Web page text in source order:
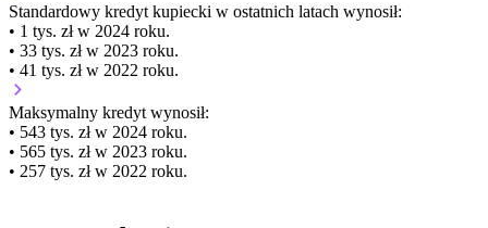
Standardowy kredyt kupiecki w ostatnich latach wynosił:
• 1 tys. zł w 2024 roku.
• 33 tys. zł w 2023 roku.
• 41 tys. zł w 2022 roku.
Maksymalny kredyt wynosił:
• 543 tys. zł w 2024 roku.
• 565 tys. zł w 2023 roku.
• 257 tys. zł w 2022 roku.